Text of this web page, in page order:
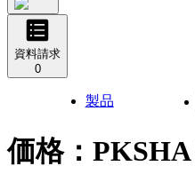
資料請求
0
製品
価格： PKSHA